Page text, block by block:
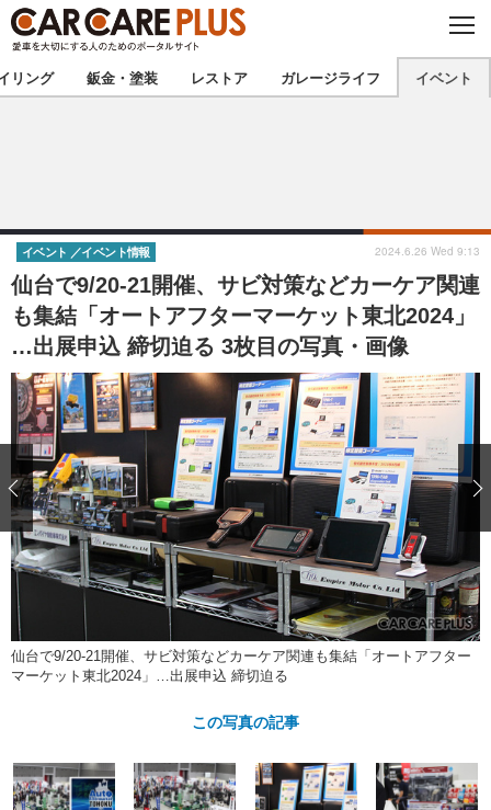
C
O
S
E
★カーケアプラス認定★ 厳選プロショップを地域から探す
甲信越 北陸
東海 関西
中国 四国
九州 沖縄
注目の記事
ショップレポート 愛車 File
自動車豆知識 ストップ！不具合修理＆粗悪修理
鈑金・塗装
ディテイリング
ディテイリング 洗車
ヘッドライト磨き コーティング
フィルム・ラッピング
鈑金・塗装
小キズ直し 防錆
特集記事
ストップ 不具合修理＆粗悪修理
カーメーカー「旧車」関連プロジェ
クト
ショップ紹介
ショップレポート
レストア
カーメーカー「旧車」関連プロジ
インタビュー
イベント告知 イベントレポート
リング 鈑金・塗装 レストア ガレージライフ イベント
仙台で9/20-21開催、サビ対策などカーケア関連
も集結「オートアフターマーケット東北2024」
…出展申込 締切迫る 3枚目の写真・画像
イベント イベント情報 2024.6.26 Wed 9:13
仙台で9/20-21開催、サビ対策などカーケア関連も集結「オートアフター
マーケット東北2024」…出展申込 締切迫る
この写真の記事